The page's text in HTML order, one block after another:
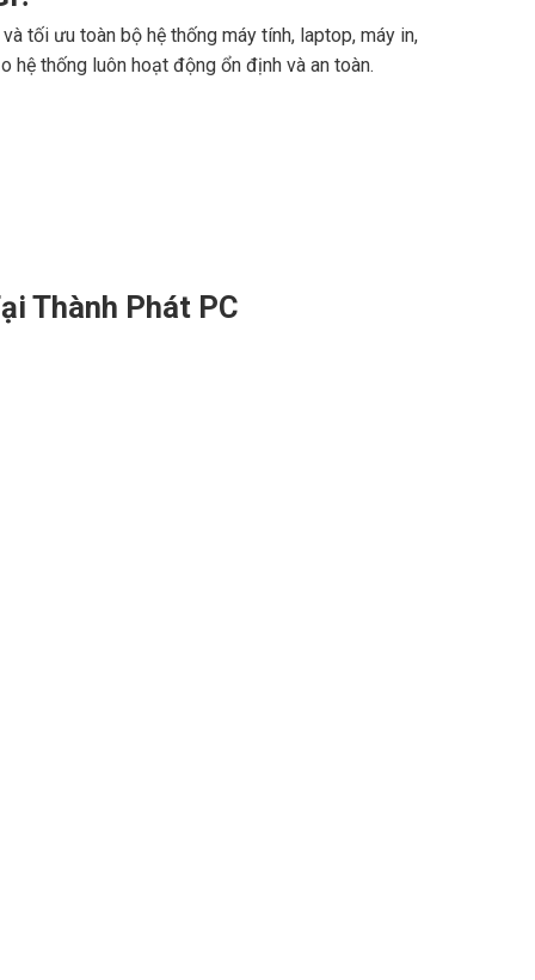
tối ưu toàn bộ hệ thống máy tính, laptop, máy in,
hệ thống luôn hoạt động ổn định và an toàn.
Thành Phát PC